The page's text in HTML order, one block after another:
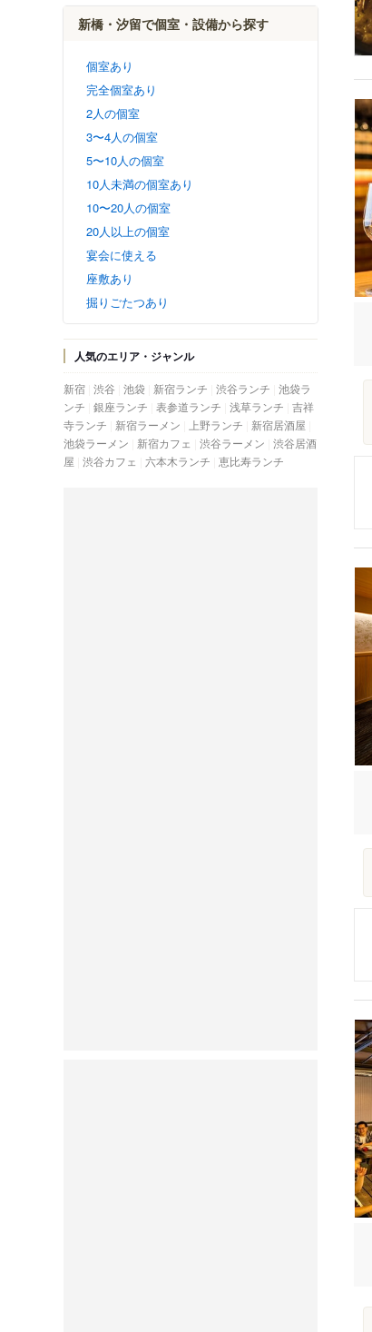
新橋・汐留で個室・設備から探す
個室あり
完全個室あり
2人の個室
3〜4人の個室
5〜10人の個室
10人未満の個室あり
10〜20人の個室
20人以上の個室
宴会に使える
座敷あり
掘りごたつあり
人気のエリア・ジャンル
新宿 渋谷 池袋 新宿ランチ 渋谷ランチ 池袋ラ
ンチ 銀座ランチ 表参道ランチ 浅草ランチ 吉祥
寺ランチ
新宿ラーメン 上野ランチ
新宿居酒屋
池袋ラーメン
新宿カフェ 渋谷ラーメン 渋谷居酒
屋 渋谷カフェ 六本木ランチ 恵比寿ランチ